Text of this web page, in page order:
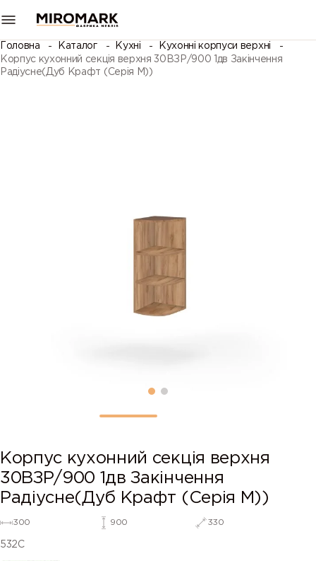
Головна Каталог Кухні
Кухонні корпуси верхні
Корпус кухонний секцiя верхня 30ВЗР/900 1дв Закінчення
Радіусне(Дуб Крафт (Серія М))
Корпус кухонний секцiя верхня
30ВЗР/900 1дв Закінчення
Радіусне(Дуб Крафт (Серія М))
300 900 330
532C